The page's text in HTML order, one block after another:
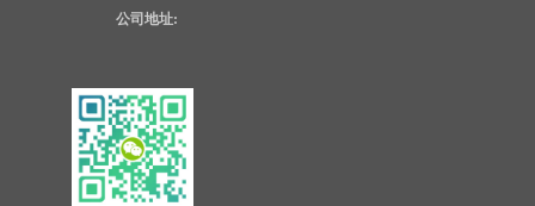
公司地址: